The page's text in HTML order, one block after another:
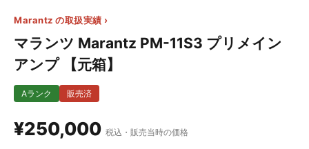
Marantz の取扱実績 ›
マランツ Marantz PM-11S3 プリメイン
アンプ 【元箱】
販売済
Aランク
¥250,000 税込・販売当時の価格